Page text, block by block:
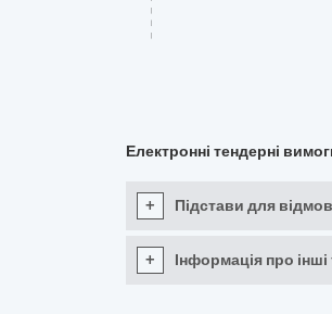
Електронні тендерні
+ Підстави для
+ Інформація про інші